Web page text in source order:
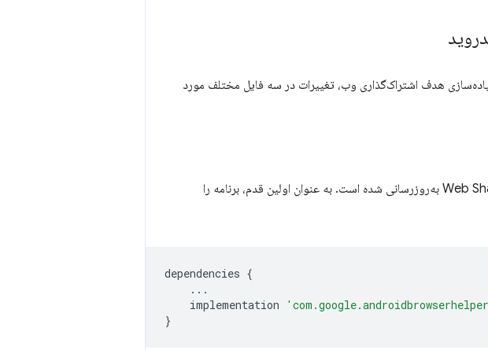
هدف اشتراک‌گذاری وب، تغییرات در سه فایل مختلف مورد
با پشتیبانی از Web Share Target به‌روزرسانی شده است. به عنوان اولین قدم، برنامه را
dependencies {
...
implementation
}